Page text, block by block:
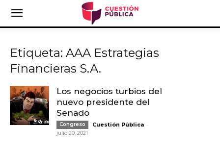
Etiqueta: AAA Estrategias
Financieras S.A.
Los negocios turbios del
nuevo presidente del
Senado
Congreso Cuestión Pública -
julio 20, 2021